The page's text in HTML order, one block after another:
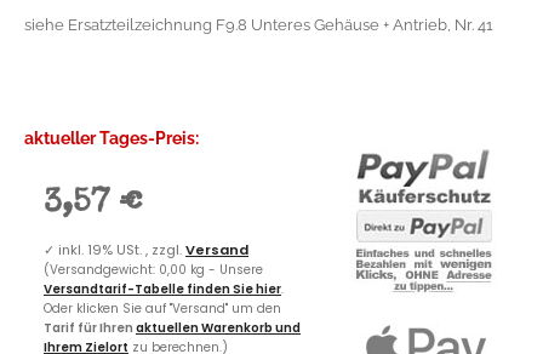
siehe Ersatzteilzeichnung F9.8 Unteres Gehäuse + Antrieb, Nr. 41
aktueller Tages-Preis:
3,57 €
✓ inkl. 19% USt. , zzgl.Versand
(Versandgewicht: 0,00 kg - Unsere
Versandtarif-Tabelle finden Sie hier.
Oder klicken Sie auf "Versand" um den
Tarif für Ihren aktuellen Warenkorb und
Ihrem Zielort zu berechnen.)